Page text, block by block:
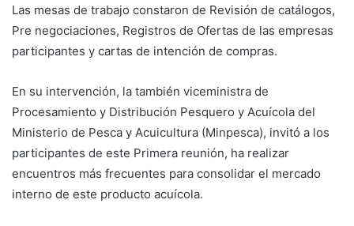
Las mesas de trabajo constaron de Revisión de catálogos,
Pre negociaciones, Registros de Ofertas de las empresas
participantes y cartas de intención de compras.
En su intervención, la también viceministra de
Procesamiento y Distribución Pesquero y Acuícola del
Ministerio de Pesca y Acuicultura (Minpesca), invitó a los
participantes de este Primera reunión, ha realizar
encuentros más frecuentes para consolidar el mercado
interno de este producto acuícola.